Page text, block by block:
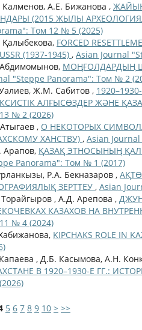
А.Е. Бижанова ,
(2015 ЖЫЛЫ
Том 12 № 5 (2025)
FORCED
(1937-1945) , Asian Journal
МОҢҒОЛДАРДЫҢ
"Steppe Panorama": Том № 2
Ж.М. Сабитов ,
АЛҒЫСӨЗДЕР ЖӘНЕ
№ 2 (2026)
, О НЕКОТОРЫХ
ХАНСТВУ) , Asian
ҚАЗАҚ ЭТНОСЫНЫҢ
Panorama": Том № 1 (2017)
Р.А. Бекназаров ,
ЗЕРТТЕУ , Asian
, А.Д. Арепова ,
КАЗАХОВ НА
№ 4 (2024)
KIPCHAKS ROLE IN
, Д.Б. Касымова, А.Н.
В 1920–1930-Е ГГ.:
5 6 7 8 9 10 > >>